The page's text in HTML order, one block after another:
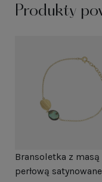
Produkty
Bransoletka z masą
perłową satynowane